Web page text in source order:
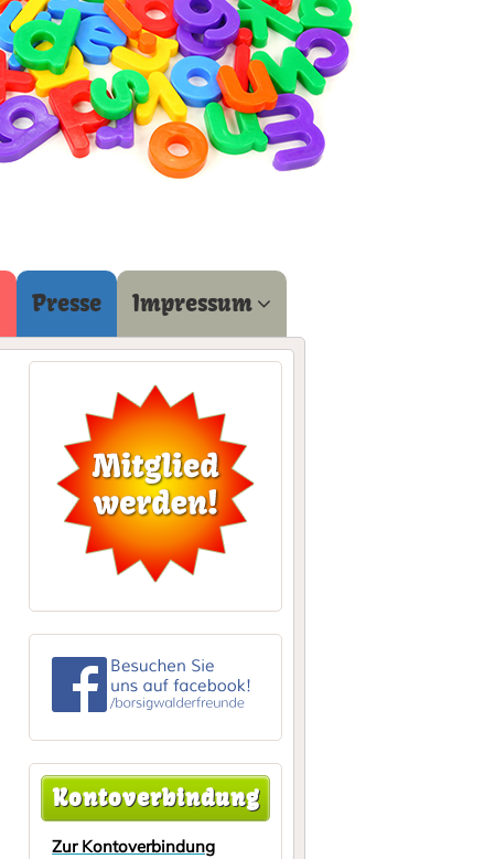
Presse Impressum
Kontoverbindung
Zur Kontoverbindung